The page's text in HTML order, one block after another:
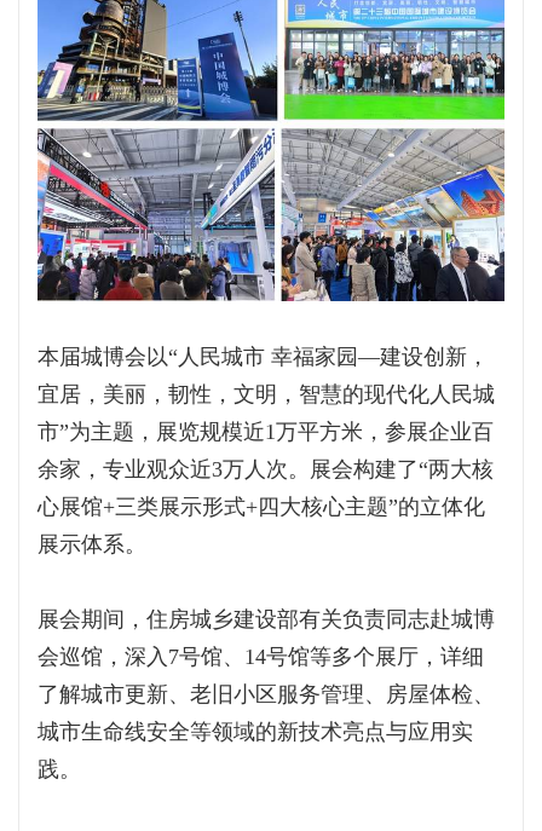
本届城博会以“人民城市 幸福家园—建设创新，
宜居，美丽，韧性，文明，智慧的现代化人民城
市”为主题，展览规模近1万平方米，参展企业百
余家，专业观众近3万人次。展会构建了“两大核
心展馆+三类展示形式+四大核心主题”的立体化
展示体系。
展会期间，住房城乡建设部有关负责同志赴城博
会巡馆，深入7号馆、14号馆等多个展厅，详细
了解城市更新、老旧小区服务管理、房屋体检、
城市生命线安全等领域的新技术亮点与应用实
践。